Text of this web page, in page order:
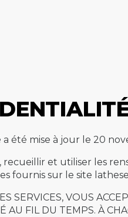
été mise à jour le 20
et utiliser les
fournis sur le site
SERVICES, VOUS
FIL DU TEMPS. À